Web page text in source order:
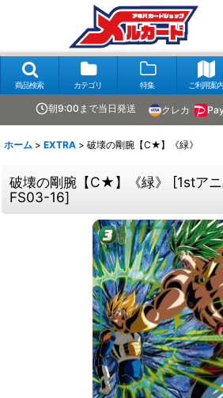
商品検索 カテゴリ 特集 ご利用案内
朝9:00まで当日発送 クレカ
ホーム > EXTRA > 破壊の剛腕【C★】《緑》
破壊の剛腕【C★】《緑》 [1stア
FS03-16]